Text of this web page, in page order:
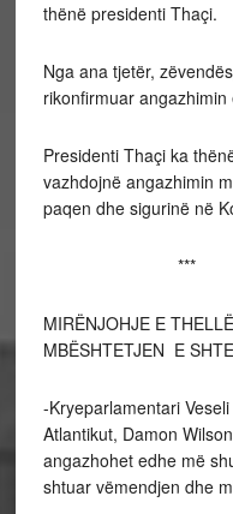
thënë presidenti Thaçi.
Nga ana tjetër,
rikonfirmuar
Presidenti Thaçi ka
vazhdojnë angazhimin
paqen dhe sigurinë në
***
MIRËNJOHJE E
MBËSHTETJEN E
-Kryeparlamentari
Atlantikut, Damon
angazhohet edhe më
shtuar vëmendjen dhe